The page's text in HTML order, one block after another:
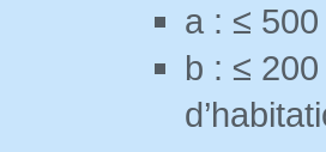
a : ≤
b : ≤